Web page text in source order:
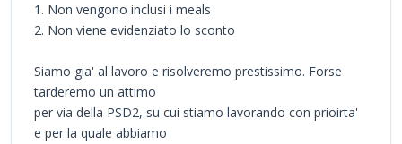
1. Non vengono inclusi i meals
2. Non viene evidenziato lo sconto
Siamo gia' al lavoro e risolveremo prestissimo. Forse
tarderemo un attimo
per via della PSD2, su cui stiamo lavorando con prioirta'
e per la quale abbiamo